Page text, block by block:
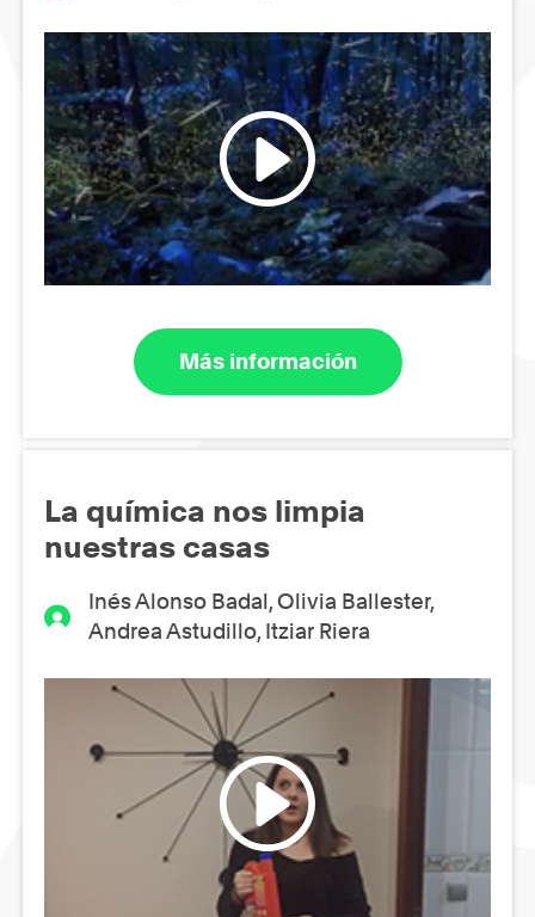
Más información
La química nos limpia
nuestras casas
Inés Alonso Badal, Olivia Ballester,
Andrea Astudillo, Itziar Riera